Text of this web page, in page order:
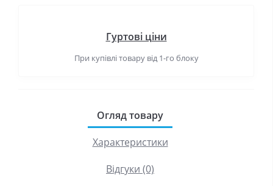
Гуртові ціни
При купівлі товару від 1-го блоку
Огляд товару
Характеристики
Відгуки (0)